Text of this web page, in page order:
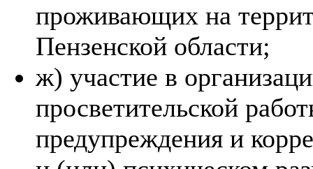
проживающих на
Пензенской области;
ж) участие в
просветительской
предупреждения и